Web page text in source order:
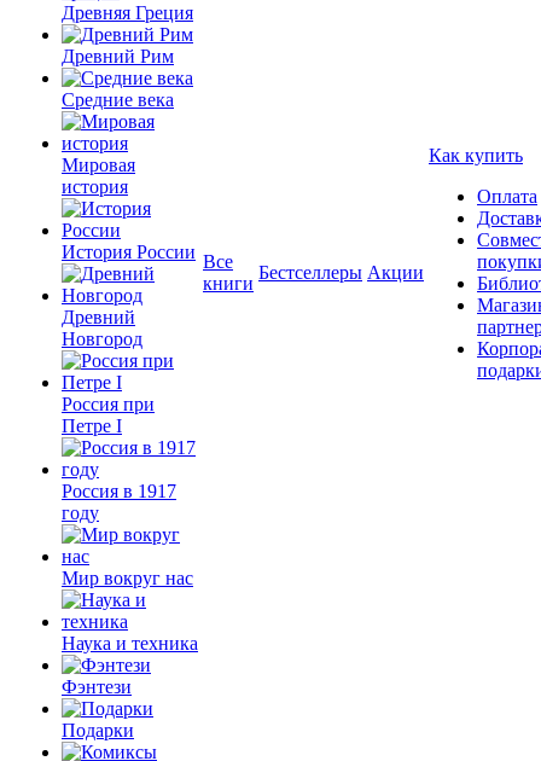
Древняя Греция
Древний Рим
Средние века
Мировая
история
История России
Древний
Новгород
Россия при
Петре I
Россия в 1917
году
Мир вокруг нас
Наука и техника
Фэнтези
Подарки
Все
книги
Бестселлеры Акции
Как купить
Оплата